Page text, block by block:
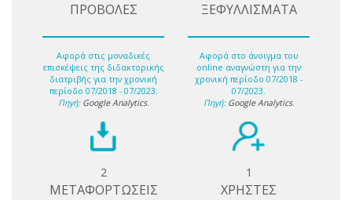
ΠΡΟΒΟΛΕΣ
Αφορά στις μοναδικές
επισκέψεις της διδακτορικής
διατριβής για την χρονική
περίοδο 07/2018 - 07/2023.
Πηγή: Google Analytics.
ΞΕΦΥΛΛΙΣΜΑΤΑ
Αφορά στο άνοιγμα του
online αναγνώστη για την
χρονική περίοδο 07/2018 -
07/2023.
Πηγή: Google Analytics.
2
ΜΕΤΑΦΟΡΤΩΣΕΙΣ
1
ΧΡΗΣΤΕΣ